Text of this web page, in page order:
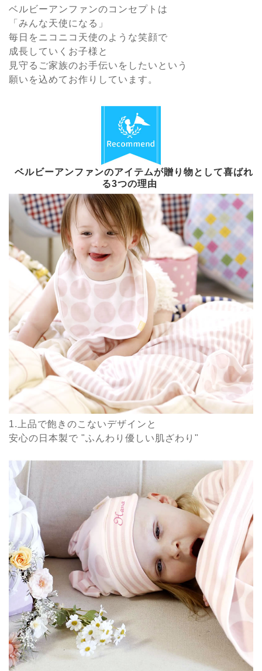
ベルビーアンファンのコンセプトは
「みんな天使になる」
毎日をニコニコ天使のような笑顔で
成長していくお子様と
見守るご家族のお手伝いをしたいという
願いを込めてお作りしています。
ベルビーアンファンのアイテムが贈り物として喜ばれ
る3つの理由
1.上品で飽きのこないデザインと
安心の日本製で "ふんわり優しい肌ざわり"